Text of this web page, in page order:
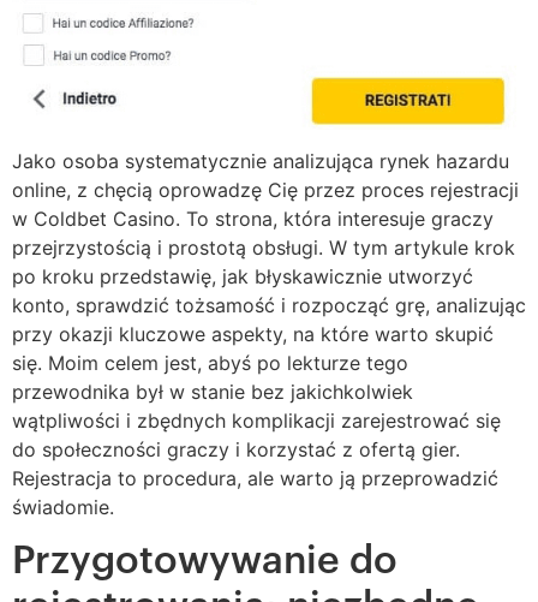
Jako osoba systematycznie analizująca rynek hazardu
online, z chęcią oprowadzę Cię przez proces rejestracji
w Coldbet Casino. To strona, która interesuje graczy
przejrzystością i prostotą obsługi. W tym artykule krok
po kroku przedstawię, jak błyskawicznie utworzyć
konto, sprawdzić tożsamość i rozpocząć grę, analizując
przy okazji kluczowe aspekty, na które warto skupić
się. Moim celem jest, abyś po lekturze tego
przewodnika był w stanie bez jakichkolwiek
wątpliwości i zbędnych komplikacji zarejestrować się
do społeczności graczy i korzystać z ofertą gier.
Rejestracja to procedura, ale warto ją przeprowadzić
świadomie.
Przygotowywanie do